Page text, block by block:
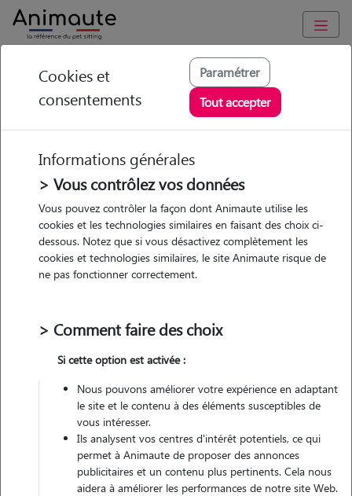
Animaute Auvergne-Rhône-Alpes Loire/Soissons
Anaïs - Petsitter à
Soissons
• 33 ans
Véhiculé
Contacter
L'envoi d'une demande est sans engagement
Cookies et
consentements
Paramétrer
Tout accepter
Informations générales
> Vous contrôlez vos données
Vous pouvez contrôler la façon dont Animaute utilise les
cookies et les technologies similaires en faisant des choix ci-
dessous. Notez que si vous désactivez complètement les
cookies et technologies similaires, le site Animaute risque de
ne pas fonctionner correctement.
> Comment faire des choix
Si cette option est activée :
Nous pouvons améliorer votre expérience en adaptant
le site et le contenu à des éléments susceptibles de
vous intéresser.
Ils analysent vos centres d'intérêt potentiels, ce qui
permet à Animaute de proposer des annonces
publicitaires et un contenu plus pertinents. Cela nous
aidera à améliorer les performances de notre site Web.